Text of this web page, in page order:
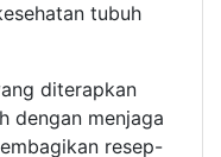
tubuh
diterapkan
dengan menjaga
resep-